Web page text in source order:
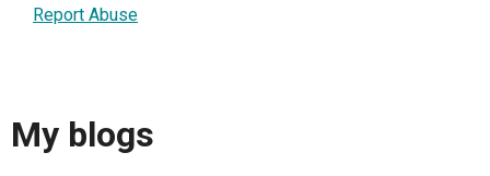
Report Abuse
My blogs